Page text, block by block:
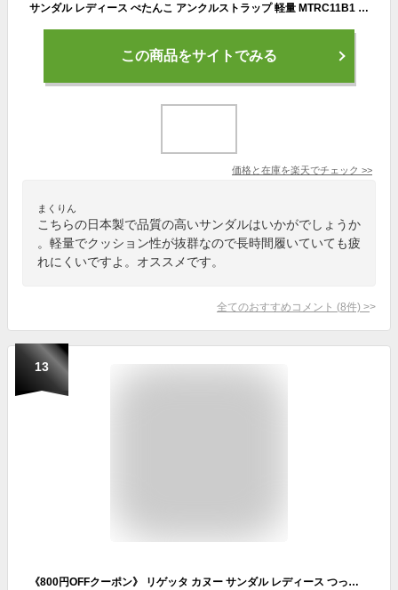
サンダル レディース ぺたんこ アンクルストラップ 軽量 MTRC11B1 trico トリコ | コンフォート クッション ローヒール 春 夏 バックストラップ 歩きやすい おしゃれ 痛くない 疲れない 日本製 あす楽
この商品をサイトでみる
価格と在庫を楽天でチェック >>
まくりん
こちらの日本製で品質の高いサンダルはいかがでしょうか
。軽量でクッション性が抜群なので長時間履いていても疲
れにくいですよ。オススメです。
全てのおすすめコメント (8件) >
13
《800円OFFクーポン》 リゲッタ カヌー サンダル レディース つっかけ 疲れない きれいめ 厚底 幅広 履きやすい 歩きやすい エッグヒール 立ち仕事 かかとなし 大きいサイズ 日本製 おしゃれ 黒 白 日本製 コンフォート インソール 母の日 ギフト プレゼント